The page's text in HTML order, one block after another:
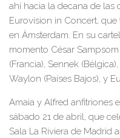
ahí hacia la decana de las
Eurovision in Concert,
en Ámsterdam. En su
momento César
(Francia), Sennek
Waylon (Países Bajos), y
Amaia y Alfred anfitriones
sábado 21 de abril, que
Sala La Riviera de Madrid